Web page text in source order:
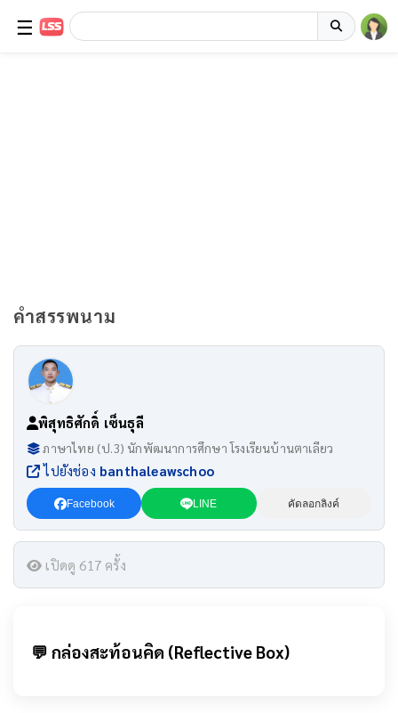
☰
คำสรรพนาม
พิสุทธิศักดิ์ เซ็นธุลี
ภาษาไทย (ป.3) นักพัฒนาการศึกษา โรงเรียนบ้านตาเลียว
ไปยังช่อง banthaleawschoo
Facebook LINE คัดลอกลิงค์
เปิดดู 617 ครั้ง
💬 กล่องสะท้อนคิด (Reflective Box)